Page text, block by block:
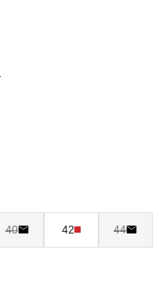
40 42 44